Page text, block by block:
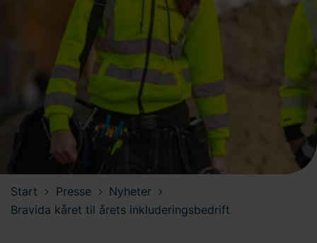
Start Presse
Nyheter
Bravida kåret til årets inkluderingsbedrift